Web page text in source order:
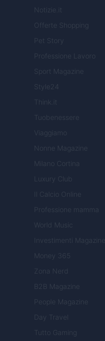
Notizie.it
Offerte Shopping
Pet Story
Professione Lavoro
Sport Magazine
Style24
Think.it
Tuobenessere
Viaggiamo
Nonne Magazine
Milano Cortina
Luxury Club
Il Calcio Online
Professione mamma
World Music
Investimenti Magazine
Money 365
Zona Nerd
B2B Magazine
People Magazine
Day Travel
Tutto Gaming